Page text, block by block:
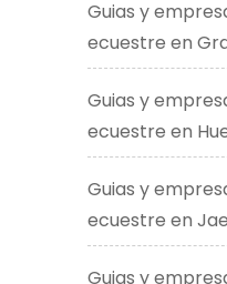
Guias y
ecuestre en
Guias y
ecuestre en
Guias y
ecuestre en
Guias y